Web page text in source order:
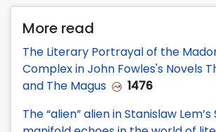
More read
The Literary Portrayal of the
Complex in John Fowles's Novels
and The Magus
1476
The “alien” alien in Stanislaw